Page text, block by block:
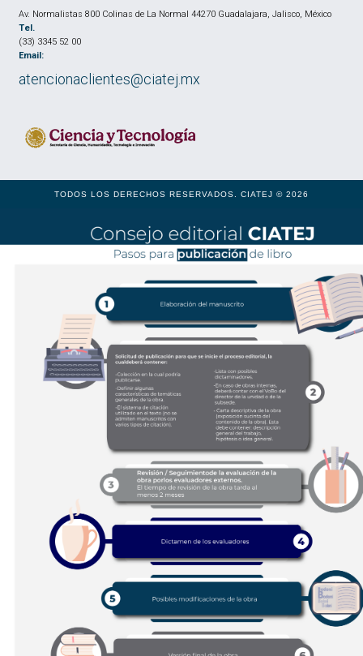
Av. Normalistas 800 Colinas de La Normal 44270 Guadalajara, Jalisco, México
Tel.
(33) 3345 52 00
Email:
atencionaclientes@ciatej.mx
TODOS LOS DERECHOS RESERVADOS. CIATEJ © 2026